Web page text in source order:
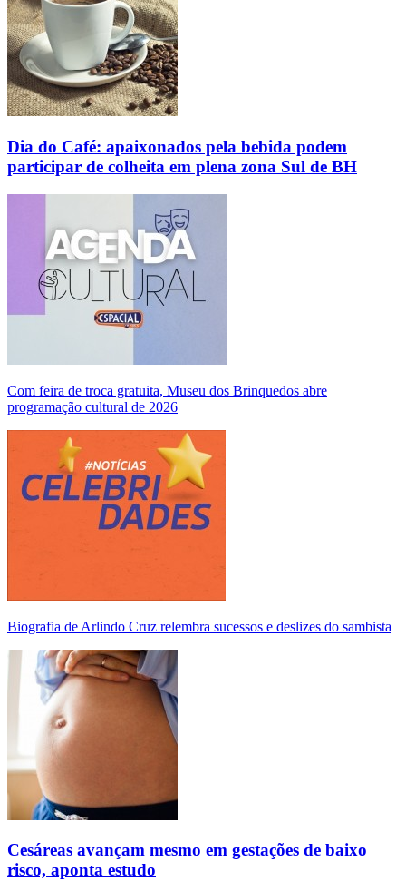
Dia do Café: apaixonados pela bebida podem
participar de colheita em plena zona Sul de BH
Com feira de troca gratuita, Museu dos Brinquedos abre
programação cultural de 2026
Biografia de Arlindo Cruz relembra sucessos e deslizes do sambista
Cesáreas avançam mesmo em gestações de baixo
risco, aponta estudo